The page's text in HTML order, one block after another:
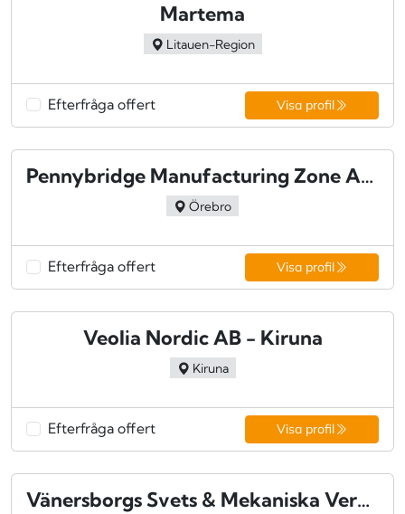
Martema
Litauen-Region
Efterfråga offert Visa profil
Pennybridge Manufacturing Zone AB - Örebro
Örebro
Efterfråga offert Visa profil
Veolia Nordic AB - Kiruna
Kiruna
Efterfråga offert Visa profil
Vänersborgs Svets & Mekaniska Verkstad AB - Vänersborg